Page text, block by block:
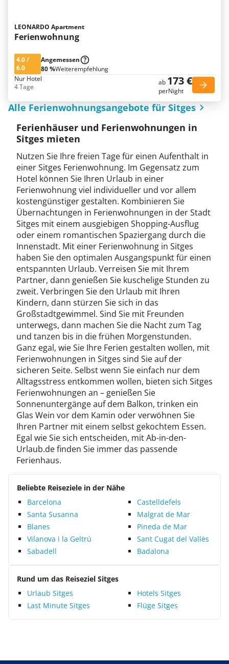
LEONARDO Apartment
Ferienwohnung
4.0/
6.0
Angemessen
80 %Weiterempfehlung
Nur Hotel
4 Tage
ab 173 €
perNight
Alle Ferienwohnungsangebote für Sitges
Ferienhäuser und Ferienwohnungen in
Sitges mieten
Nutzen Sie Ihre freien Tage für einen Aufenthalt in
einer Sitges Ferienwohnung. Im Gegensatz zum
Hotel können Sie Ihren Urlaub in einer
Ferienwohnung viel individueller und vor allem
kostengünstiger gestalten. Kombinieren Sie
Übernachtungen in Ferienwohnungen in der Stadt
Sitges mit einem ausgiebigen Shopping-Ausflug
oder einem romantischen Spaziergang durch die
Innenstadt. Mit einer Ferienwohnung in Sitges
haben Sie den optimalen Ausgangspunkt für einen
entspannten Urlaub. Verreisen Sie mit Ihrem
Partner, dann genießen Sie kuschelige Stunden zu
zweit. Verbringen Sie den Urlaub mit Ihren
Kindern, dann stürzen Sie sich in das
Großstadtgewimmel. Sind Sie mit Freunden
unterwegs, dann machen Sie die Nacht zum Tag
und tanzen bis in die frühen Morgenstunden.
Ganz egal, wie Sie Ihre Ferien gestalten wollen, mit
Ferienwohnungen in Sitges sind Sie auf der
sicheren Seite. Selbst wenn Sie einfach nur dem
Alltagsstress entkommen wollen, bieten sich Sitges
Ferienwohnungen an – genießen Sie
Sonnenuntergänge auf dem Balkon, trinken ein
Glas Wein vor dem Kamin oder verwöhnen Sie
Ihren Partner mit einem selbst gekochtem Essen.
Egal wie Sie sich entscheiden, mit Ab-in-den-
Urlaub.de finden Sie immer das passende
Ferienhaus.
Beliebte Reiseziele in der Nähe
Barcelona
Castelldefels
Santa Susanna
Malgrat de Mar
Blanes
Pineda de Mar
Vilanova i la Geltrú
Sant Cugat del Vallès
Sabadell
Badalona
Rund um das Reiseziel Sitges
Urlaub Sitges
Hotels Sitges
Last Minute Sitges
Flüge Sitges